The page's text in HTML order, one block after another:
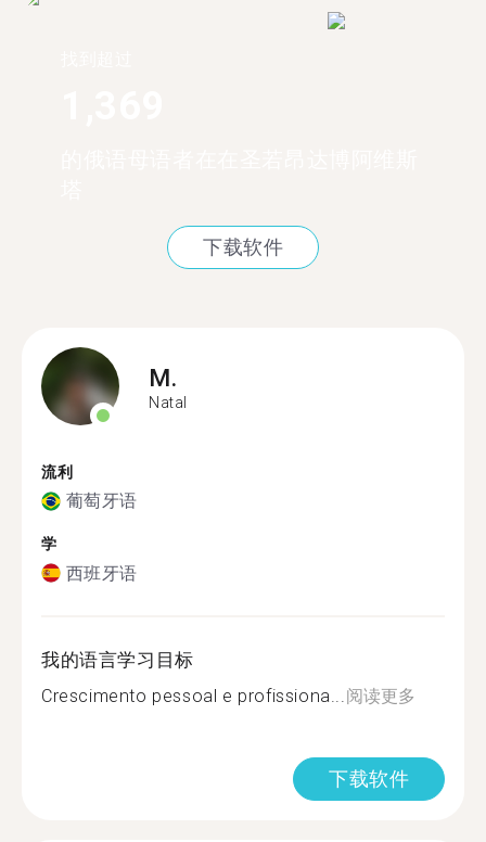
下载软件
M.
Natal
流利
葡萄牙语
学
西班牙语
我的语言学习目标
Crescimento pessoal e profissiona... 阅读更多
下载软件